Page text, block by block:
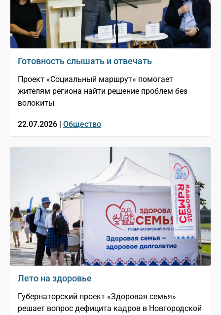
Готовность слышать и отвечать
Проект «Социальный маршрут» помогает
жителям региона найти решение проблем без
волокиты
22.07.2026 | Общество
Лето на здоровье
Губернаторский проект «Здоровая семья»
решает вопрос дефицита кадров в Новгородской